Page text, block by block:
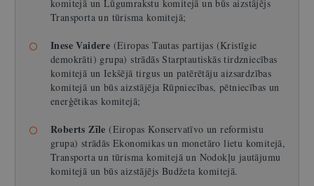
komitejā un Lūgumrakstu komitejā un būs aizstājējs
Transporta un tūrisma komitejā;
Inese Vaidere (Eiropas Tautas partijas (Kristīgie
demokrāti) grupa) strādās Starptautiskās tirdzniecības
komitejā un Iekšējā tirgus un patērētāju aizsardzības
komitejā un būs aizstājēja Rūpniecības, pētniecības un
enerģētikas komitejā;
Roberts Zīle (Eiropas Konservatīvo un reformistu
grupa) strādās Ekonomikas un monetāro lietu komitejā,
Transporta un tūrisma komitejā un Nodokļu jautājumu
komitejā un būs aizstājējs Budžeta komitejā.